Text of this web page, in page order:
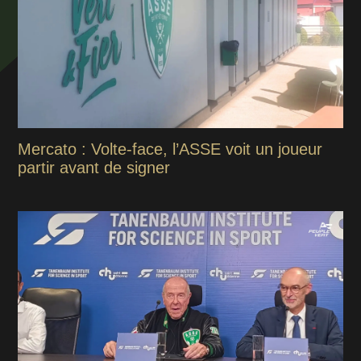
Mercato : Volte-face, l’ASSE voit un joueur
partir avant de signer